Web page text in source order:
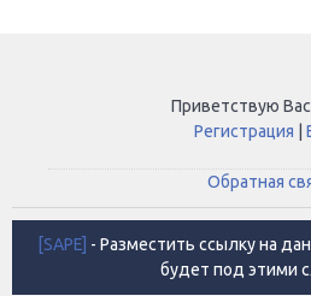
Приветствую Вас
Регистрация
Обратная
[SAPE] - Разместить ссылку на
будет под этими